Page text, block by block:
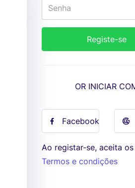
OR INICIAR
Facebook
Ao registar-se, aceita
Termos e condições